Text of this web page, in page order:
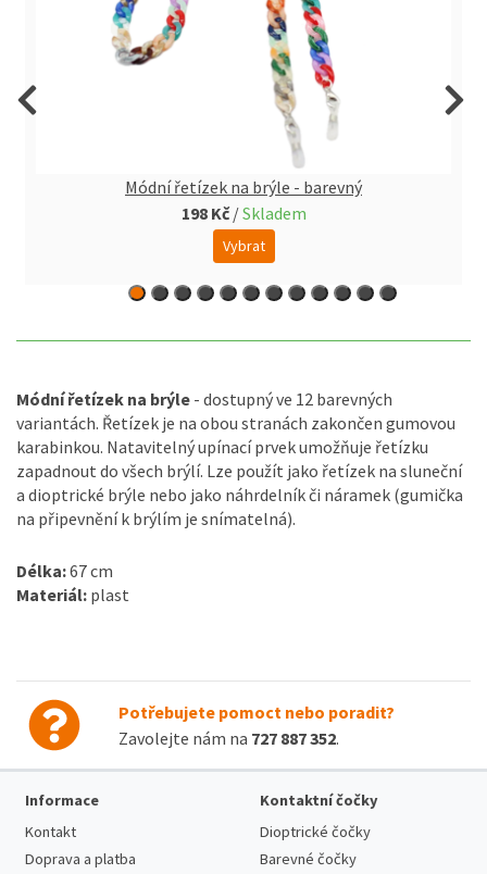
Módní řetízek na brýle - barevný
198 Kč/Skladem
Vybrat
Módní řetízek na brýle - dostupný ve 12 barevných
variantách. Řetízek je na obou stranách zakončen gumovou
karabinkou. Natavitelný upínací prvek umožňuje řetízku
zapadnout do všech brýlí. Lze použít jako řetízek na sluneční
a dioptrické brýle nebo jako náhrdelník či náramek (gumička
na připevnění k brýlím je snímatelná).
Délka:67 cm
Materiál: plast
Potřebujete pomoct nebo poradit?
Zavolejte nám na 727 887 352.
Informace
Kontakt
Doprava a platba
Kontaktní čočky
Dioptrické čočky
Barevné čočky